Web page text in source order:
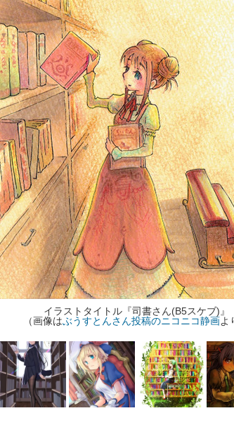
イラストタイトル『司書さん(B5スケブ)』
（画像はぶうすとんさん投稿のニコニコ静画よ